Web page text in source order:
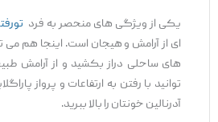
یکی از ویژگی ‌های منحصر به‌ فرد
‌ای از آرامش و هیجان است. اینجا هم می
‌های ساحلی دراز بکشید و از آرامش
‌توانید با رفتن به ارتفاعات و پرواز
آدرنالین خونتان را بالا ببرید.